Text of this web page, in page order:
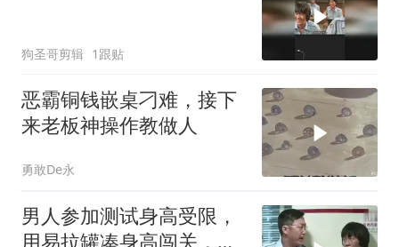
狗圣哥剪辑 1跟贴
恶霸铜钱嵌桌刁难，接下
来老板神操作教做人
勇敢De永
男人参加测试身高受限，
用易拉罐凑身高闯关，这